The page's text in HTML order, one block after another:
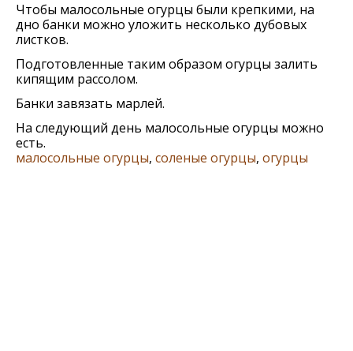
Чтобы малосольные огурцы были крепкими, на
дно банки можно уложить несколько дубовых
листков.
Подготовленные таким образом огурцы залить
кипящим рассолом.
Банки завязать марлей.
На следующий день малосольные огурцы можно
есть.
малосольные огурцы, соленые огурцы, огурцы